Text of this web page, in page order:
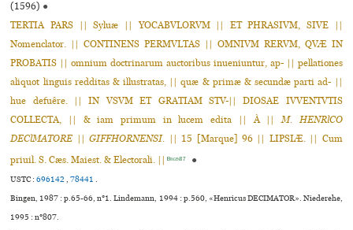
(1596) ●
TERTIA PARS || Syluæ || YOCABVLORVM || ET PHRASIVM, SIVE ||
Nomenclator. || CONTINENS PERMVLTAS || OMNIVM RERVM, QVÆ IN
PROBATIS || omnium doctrinarum auctoribus inueniuntur, ap- || pellationes
aliquot linguis redditas & illustratas, || quæ & primæ & secundæ parti ad- ||
hue defuêre. || IN VSVM ET GRATIAM STV-|| DIOSAE IVVENTVTIS
COLLECTA, || & iam primum in lucem edita || À ||M. HENRlCO
DEClMATORE ||GIFFHORNENSI. || 15 [Marque] 96 || LIPSIÆ. || Cum
priuil. S. Cæs. Maiest. & Electorali. || Bingen87 ●
USTC :696142,78441.
Bingen, 1987 : p.65-66, n°1. Lindemann, 1994 : p.560, «Henricus DECIMATOR». Niederehe,
1995 : n°807.